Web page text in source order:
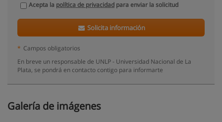
Acepta la política de privacidad para enviar la solicitud
Solicita información
* Campos obligatorios
En breve un responsable de UNLP - Universidad Nacional de La
Plata, se pondrá en contacto contigo para informarte
Galería de imágenes